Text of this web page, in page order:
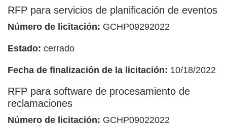
RFP para servicios de planificación de eventos
Número de licitación: GCHP09292022
Estado: cerrado
Fecha de finalización de la licitación: 10/18/2022
RFP para software de procesamiento de
reclamaciones
Número de licitación: GCHP09022022